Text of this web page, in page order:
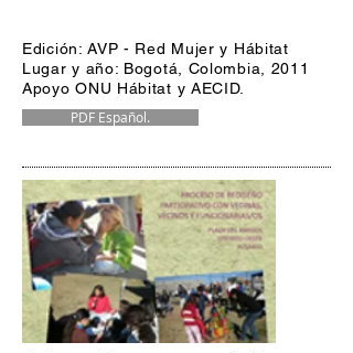
Edición: AVP - Red Mujer y Hábitat
Lugar y año: Bogotá, Colombia, 2011
Apoyo ONU Hábitat y AECID.
PDF Español.